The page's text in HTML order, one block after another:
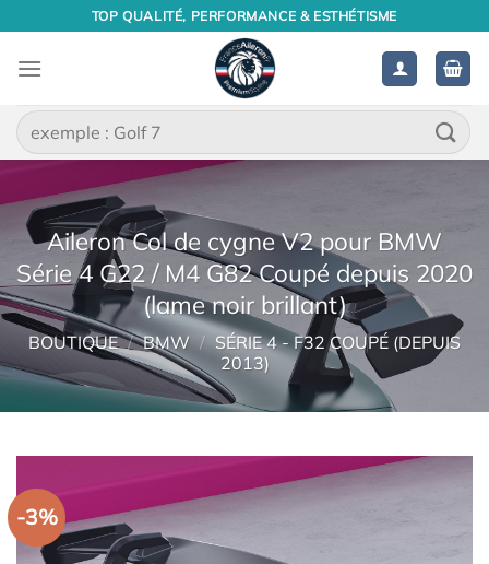
contenu
TOP QUALITÉ, PERFORMANCE & ESTHÉTISME
Recherche
pour :
Aileron Col de cygne V2 pour BMW
Série 4 G22 / M4 G82 Coupé depuis 2020
(lame noir brillant)
BOUTIQUE / BMW / SÉRIE 4 - F32 COUPÉ (DEPUIS
2013)
-3%